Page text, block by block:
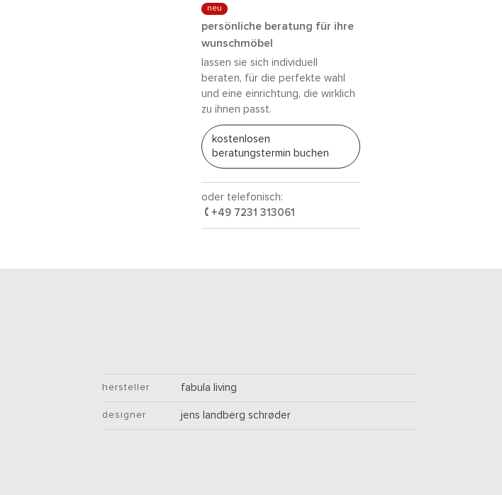
neu
persönliche beratung für ihre
wunschmöbel
lassen sie sich individuell
beraten, für die perfekte wahl
und eine einrichtung, die wirklich
zu ihnen passt.
kostenlosen
beratungstermin buchen
oder telefonisch:
+49 7231 313061
hersteller fabula living
designer jens landberg schrøder